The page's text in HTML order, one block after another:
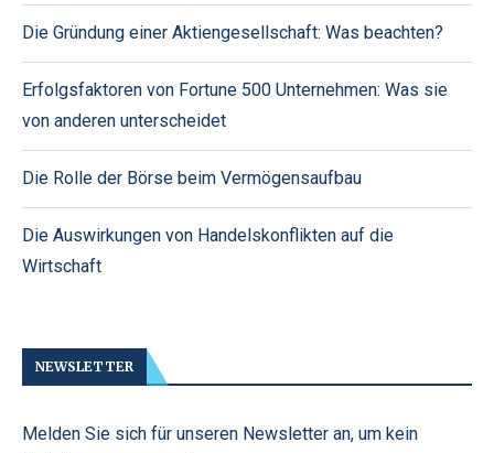
Die Gründung einer Aktiengesellschaft: Was beachten?
Erfolgsfaktoren von Fortune 500 Unternehmen: Was sie
von anderen unterscheidet
Die Rolle der Börse beim Vermögensaufbau
Die Auswirkungen von Handelskonflikten auf die
Wirtschaft
NEWSLETTER
Melden Sie sich für unseren Newsletter an, um kein